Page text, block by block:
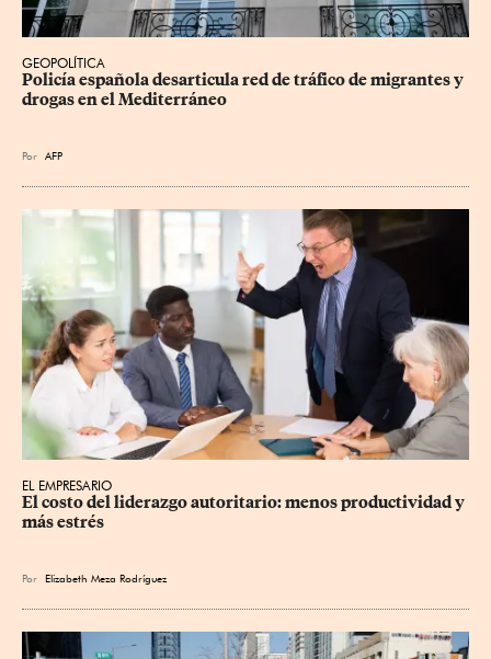
GEOPOLÍTICA
Policía española desarticula red de tráfico de migrantes y
drogas en el Mediterráneo
Por AFP
EL EMPRESARIO
El costo del liderazgo autoritario: menos productividad y
más estrés
Por Elizabeth Meza Rodríguez